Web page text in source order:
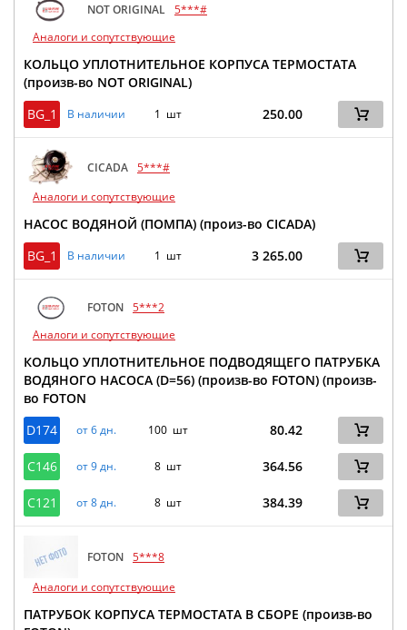
NOT ORIGINAL 5***#
Аналоги и сопутствующие
КОЛЬЦО УПЛОТНИТЕЛЬНОЕ КОРПУСА ТЕРМОСТАТА
(произв-во NOT ORIGINAL)
BG_1
В наличии 1 шт 250.00
CICADA 5***#
Аналоги и сопутствующие
НАСОС ВОДЯНОЙ (ПОМПА) (произ-во CICADA)
BG_1
В наличии 1 шт 3 265.00
FOTON 5***2
Аналоги и сопутствующие
КОЛЬЦО УПЛОТНИТЕЛЬНОЕ ПОДВОДЯЩЕГО ПАТРУБКА
ВОДЯНОГО НАСОСА (D=56) (произв-во FOTON) (произв-
во FOTON
D174
от 6 дн. 100 шт 80.42
C146 от 9 дн. 8 шт 364.56
C121 от 8 дн. 8 шт 384.39
FOTON 5***8
Аналоги и сопутствующие
ПАТРУБОК КОРПУСА ТЕРМОСТАТА В СБОРЕ (произв-во